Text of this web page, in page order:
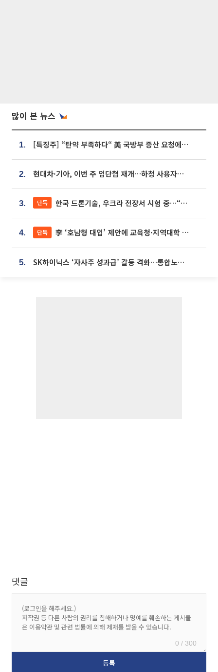
많이 본 뉴스
1. [특징주] “탄약 부족하다“ 美 국방부 증산 요청에⋯국내 방산주 급등세
2. 현대차·기아, 이번 주 임단협 재개…하청 사용자성 재심도 ‘변수’
3. 단독 한국 드론기술, 우크라 전장서 시험 중…“스타트업 여러 곳 참여”
4. 단독 李 ‘호남형 대입’ 제안에 교육청·지역대학 서·논술형 입시 연계 '착수'
5. SK하이닉스 ‘자사주 성과급’ 갈등 격화…통합노조 출범 움직임
댓글
0 / 300